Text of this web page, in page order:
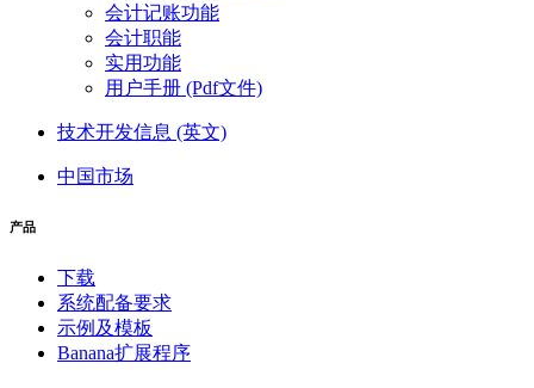
会计记账功能
会计职能
实用功能
用户手册 (Pdf文件)
技术开发信息 (英文)
中国市场
产品
下载
系统配备要求
示例及模板
Banana扩展程序